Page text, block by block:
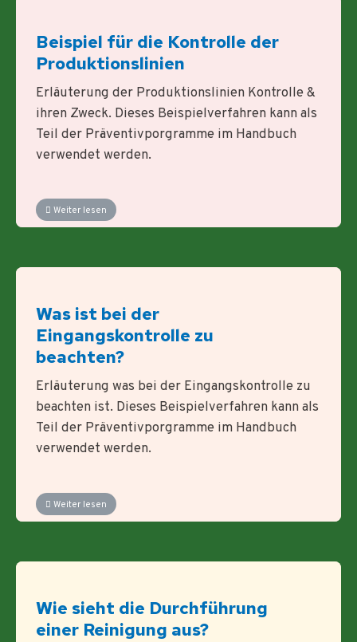
Beispiel für die Kontrolle der
Produktionslinien
Erläuterung der Produktionslinien Kontrolle &
ihren Zweck. Dieses Beispielverfahren kann als
Teil der Präventivporgramme im Handbuch
verwendet werden.
Weiter lesen
Was ist bei der
Eingangskontrolle zu
beachten?
Erläuterung was bei der Eingangskontrolle zu
beachten ist. Dieses Beispielverfahren kann als
Teil der Präventivporgramme im Handbuch
verwendet werden.
Weiter lesen
Wie sieht die Durchführung
einer Reinigung aus?